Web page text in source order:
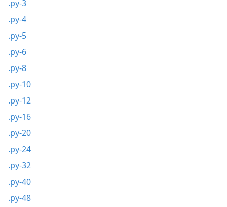
.py-3
.py-4
.py-5
.py-6
.py-8
.py-10
.py-12
.py-16
.py-20
.py-24
.py-32
.py-40
.py-48